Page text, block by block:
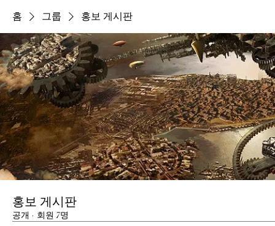
홈 그룹 홍보 게시판
홍보 게시판
공개 · 회원 7명